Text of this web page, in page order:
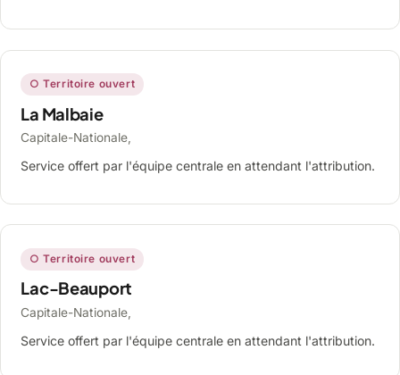
○ Territoire ouvert
La Malbaie
Capitale-Nationale,
Service offert par l'équipe centrale en attendant l'attribution.
○ Territoire ouvert
Lac-Beauport
Capitale-Nationale,
Service offert par l'équipe centrale en attendant l'attribution.